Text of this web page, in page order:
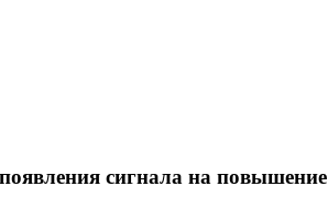
сигнала на повышение